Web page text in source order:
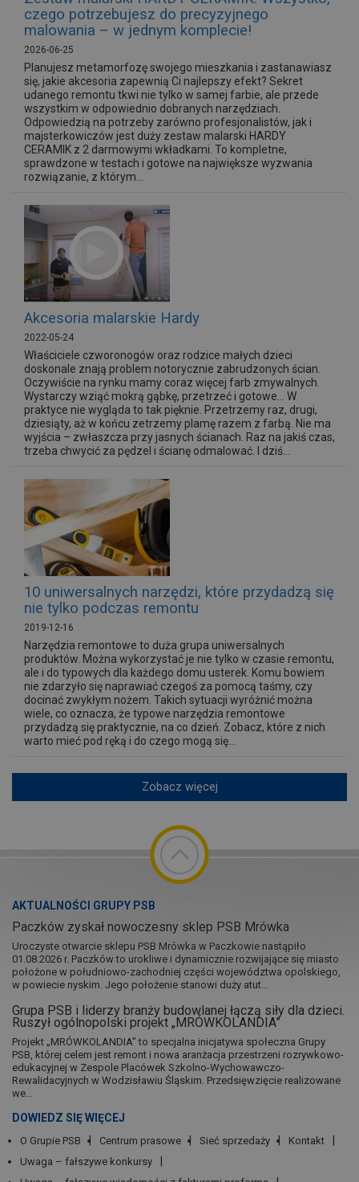
czego potrzebujesz do precyzyjnego
malowania – w jednym komplecie!
2026-06-25
Planujesz metamorfozę swojego mieszkania i zastanawiasz
się, jakie akcesoria zapewnią Ci najlepszy efekt? Sekret
udanego remontu tkwi nie tylko w samej farbie, ale przede
wszystkim w odpowiednio dobranych narzędziach.
Odpowiedzią na potrzeby zarówno profesjonalistów, jak i
majsterkowiczów jest duży zestaw malarski HARDY
CERAMIK z 2 darmowymi wkładkami. To kompletne,
sprawdzone w testach i gotowe na największe wyzwania
rozwiązanie, z którym...
Akcesoria malarskie Hardy
2022-05-24
Właściciele czworonogów oraz rodzice małych dzieci
doskonale znają problem notorycznie zabrudzonych ścian.
Oczywiście na rynku mamy coraz więcej farb zmywalnych.
Wystarczy wziąć mokrą gąbkę, przetrzeć i gotowe… W
praktyce nie wygląda to tak pięknie. Przetrzemy raz, drugi,
dziesiąty, aż w końcu zetrzemy plamę razem z farbą. Nie ma
wyjścia – zwłaszcza przy jasnych ścianach. Raz na jakiś czas,
trzeba chwycić za pędzel i ścianę odmalować. I dziś...
10 uniwersalnych narzędzi, które przydadzą się
nie tylko podczas remontu
2019-12-16
Narzędzia remontowe to duża grupa uniwersalnych
produktów. Można wykorzystać je nie tylko w czasie remontu,
ale i do typowych dla każdego domu usterek. Komu bowiem
nie zdarzyło się naprawiać czegoś za pomocą taśmy, czy
docinać zwykłym nożem. Takich sytuacji wyróżnić można
wiele, co oznacza, że typowe narzędzia remontowe
przydadzą się praktycznie, na co dzień. Zobacz, które z nich
warto mieć pod ręką i do czego mogą się...
Zobacz więcej
AKTUALNOŚCI GRUPY PSB
Paczków zyskał nowoczesny sklep PSB Mrówka
Uroczyste otwarcie sklepu PSB Mrówka w Paczkowie nastąpiło
01.08.2026 r. Paczków to urokliwe i dynamicznie rozwijające się miasto
położone w południowo-zachodniej części województwa opolskiego,
w powiecie nyskim. Jego położenie stanowi duży atut...
Grupa PSB i liderzy branży budowlanej łączą siły dla dzieci.
Ruszył ogólnopolski projekt „MRÓWKOLANDIA”
Projekt „MRÓWKOLANDIA” to specjalna inicjatywa społeczna Grupy
PSB, której celem jest remont i nowa aranżacja przestrzeni rozrywkowo-
edukacyjnej w Zespole Placówek Szkolno-Wychowawczo-
Rewalidacyjnych w Wodzisławiu Śląskim. Przedsięwzięcie realizowane
we...
DOWIEDZ SIĘ WIĘCEJ
O Grupie PSB Centrum prasowe Sieć sprzedaży
Kontakt
Uwaga – fałszywe konkursy